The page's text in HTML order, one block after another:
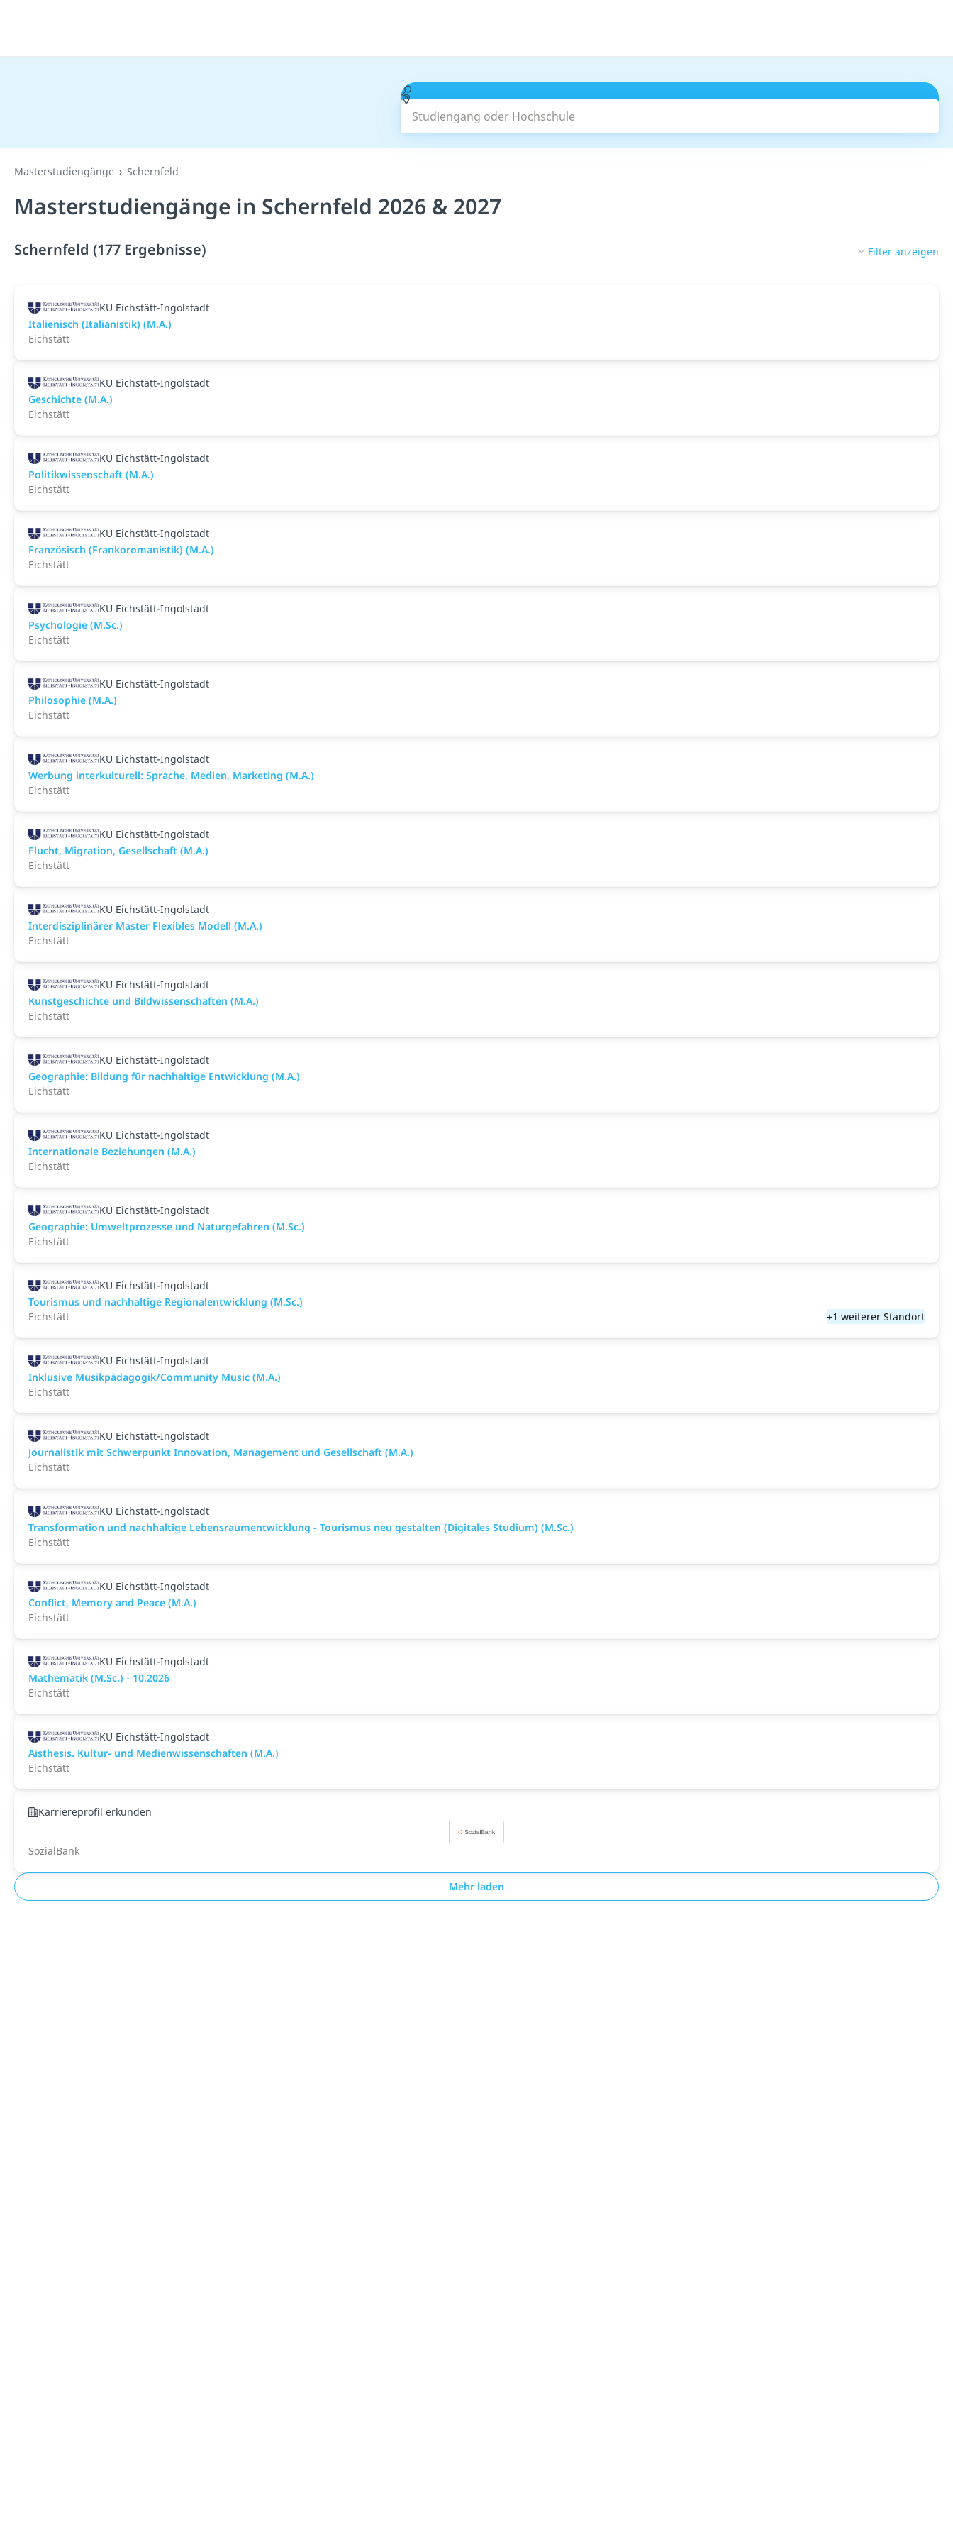
Studiengang oder Hochschule
Masterstudiengänge Schernfeld
Masterstudiengänge in Schernfeld 2026 & 2027
Schernfeld (177 Ergebnisse) Filter anzeigen
KU Eichstätt-Ingolstadt
Italienisch (Italianistik) (M.A.)
Eichstätt
KU Eichstätt-Ingolstadt
Geschichte (M.A.)
Eichstätt
KU Eichstätt-Ingolstadt
Politikwissenschaft (M.A.)
Eichstätt
KU Eichstätt-Ingolstadt
Französisch (Frankoromanistik) (M.A.)
Eichstätt
KU Eichstätt-Ingolstadt
Psychologie (M.Sc.)
Eichstätt
KU Eichstätt-Ingolstadt
Philosophie (M.A.)
Eichstätt
KU Eichstätt-Ingolstadt
Werbung interkulturell: Sprache, Medien, Marketing (M.A.)
Eichstätt
KU Eichstätt-Ingolstadt
Flucht, Migration, Gesellschaft (M.A.)
Eichstätt
KU Eichstätt-Ingolstadt
Interdisziplinärer Master Flexibles Modell (M.A.)
Eichstätt
KU Eichstätt-Ingolstadt
Kunstgeschichte und Bildwissenschaften (M.A.)
Eichstätt
KU Eichstätt-Ingolstadt
Geographie: Bildung für nachhaltige Entwicklung (M.A.)
Eichstätt
KU Eichstätt-Ingolstadt
Internationale Beziehungen (M.A.)
Eichstätt
KU Eichstätt-Ingolstadt
Geographie: Umweltprozesse und Naturgefahren (M.Sc.)
Eichstätt
KU Eichstätt-Ingolstadt
Tourismus und nachhaltige Regionalentwicklung (M.Sc.)
Eichstätt
+1 weiterer Standort
KU Eichstätt-Ingolstadt
Inklusive Musikpädagogik/Community Music (M.A.)
Eichstätt
KU Eichstätt-Ingolstadt
Journalistik mit Schwerpunkt Innovation, Management und Gesellschaft (M.A.)
Eichstätt
KU Eichstätt-Ingolstadt
Transformation und nachhaltige Lebensraumentwicklung - Tourismus neu gestalten (Digitales Studium) (M.Sc.)
Eichstätt
KU Eichstätt-Ingolstadt
Conflict, Memory and Peace (M.A.)
Eichstätt
KU Eichstätt-Ingolstadt
Mathematik (M.Sc.) - 10.2026
Eichstätt
KU Eichstätt-Ingolstadt
Aisthesis. Kultur- und Medienwissenschaften (M.A.)
Eichstätt
Karriereprofil erkunden
SozialBank
Mehr laden